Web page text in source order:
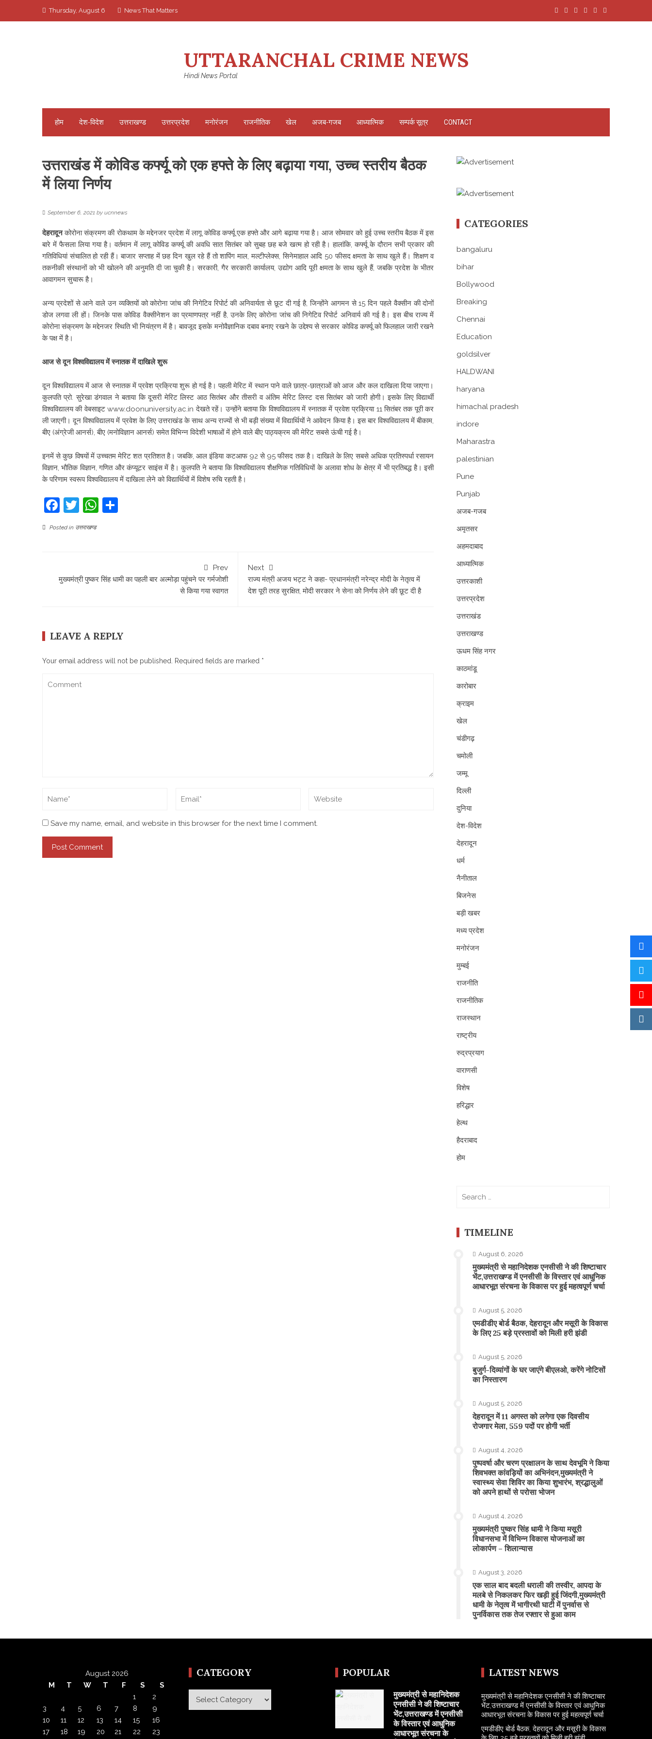
Thursday, August 6 News That Matters
UTTARANCHAL CRIME NEWS
Hindi News Portal
होम देश-विदेश उत्तराखण्ड उत्तरप्रदेश मनोरंजन राजनीतिक खेल अजब-गजब आध्यात्मिक सम्पर्क सूत्र CONTACT
उत्तराखंड में कोविड कर्फ्यू को एक हफ्ते के लिए बढ़ाया गया, उच्च स्तरीय बैठक
में लिया निर्णय
September 6, 2021 by ucnnews
देहरादूनकोरोना संक्रमण की रोकथाम के मद्देनजर प्रदेश में लागू कोविड कर्फ्यू एक हफ्ते और आगे बढ़ाया गया है। आज सोमवार को हुई उच्च स्तरीय बैठक में इस
बारे में फैसला लिया गया है। वर्तमान में लागू कोविड कर्फ्यू की अवधि सात सितंबर को सुबह छह बजे खत्म हो रही है। हालांकि, कर्फ्यू के दौरान सभी प्रकार की
गतिविधियां संचालित हो रही हैं। बाजार सप्ताह में छह दिन खुल रहे हैं तो शापिंग माल, मल्टीप्लेक्स, सिनेमाहाल आदि 50 फीसद क्षमता के साथ खुले हैं। शिक्षण व
तकनीकी संस्थानों को भी खोलने की अनुमति दी जा चुकी है। सरकारी, गैर सरकारी कार्यालय, उद्योग आदि पूरी क्षमता के साथ खुले हैं, जबकि प्रदेश के भीतर
आवागमन सुचारू है।
अन्य प्रदेशों से आने वाले उन व्यक्तियों को कोरोना जांच की निगेटिव रिपोर्ट की अनिवार्यता से छूट दी गई है, जिन्होंने आगमन से 15 दिन पहले वैक्सीन की दोनों
डोज लगवा ली हों। जिनके पास कोविड वैक्सीनेशन का प्रमाणपत्र नहीं है, उनके लिए कोरोना जांच की निगेटिव रिपोर्ट अनिवार्य की गई है। इस बीच राज्य में
कोरोना संक्रमण के मद्देनजर स्थिति भी नियंत्रण में है। बावजूद इसके मनोवैज्ञानिक दबाव बनाए रखने के उद्देश्य से सरकार कोविड कर्फ्यू को फिलहाल जारी रखने
के पक्ष में है।
आज से दून विश्वविद्यालय में स्नातक में दाखिले शुरू
दून विश्वविद्यालय में आज से स्नातक में प्रवेश प्रक्रिया शुरू हो गई है। पहली मेरिट में स्थान पाने वाले छात्र-छात्राओं को आज और कल दाखिला दिया जाएगा।
कुलपति प्रो. सुरेखा डंगवाल ने बताया कि दूसरी मेरिट लिस्ट आठ सितंबर और तीसरी व अंतिम मेरिट लिस्ट दस सितंबर को जारी होगी। इसके लिए विद्यार्थी
विश्वविद्यालय की वेबसाइट www.doonuniversity.ac.in देखते रहें। उन्होंने बताया कि विश्वविद्यालय में स्नातक में प्रवेश प्रक्रिया 11 सितंबर तक पूरी कर
ली जाएगी। दून विश्वविद्यालय में प्रवेश के लिए उत्तराखंड के साथ अन्य राज्यों से भी बड़ी संख्या में विद्यार्थियों ने आवेदन किया है। इस बार विश्वविद्यालय में बीकाम,
बीए (अंग्रेजी आनर्स), बीए (मनोविज्ञान आनर्स) समेत विभिन्न विदेशी भाषाओं में होने वाले बीए पाठ्यक्रम की मेरिट सबसे ऊंची गई है।
इनमें से कुछ विषयों में उच्चतम मेरिट शत प्रतिशत है। जबकि, आल इंडिया कटआफ 92 से 95 फीसद तक है। दाखिले के लिए सबसे अधिक प्रतिस्पर्धा रसायन
विज्ञान, भौतिक विज्ञान, गणित और कंप्यूटर साइंस में है। कुलपति ने बताया कि विश्वविद्यालय शैक्षणिक गतिविधियों के अलावा शोध के क्षेत्र में भी प्रतिबद्ध है। इसी
के परिणाम स्वरूप विश्वविद्यालय में दाखिला लेने को विद्यार्थियों में विशेष रुचि रहती है।
Facebook
TwitterWhatsApp
Posted in उत्तराखण्ड
Prev
मुख्यमंत्री पुष्कर सिंह धामी का पहली बार अल्‍मोड़ा पहुंचने पर गर्मजोशी
से किया गया स्वागत
Next
राज्य मंत्री अजय भट्ट ने कहा- प्रधानमंत्री नरेन्द्र मोदी के नेतृत्व में
देश पूरी तरह सुरक्षित, मोदी सरकार ने सेना को निर्णय लेने की छूट दी है
LEAVE A REPLY
Your email address will not be published. Required fields are marked *
Save my name, email, and website in this browser for the next time I comment.
CATEGORIES
bangaluru
bihar
Bollywood
Breaking
Chennai
Education
goldsilver
HALDWANI
haryana
himachal pradesh
indore
Maharastra
palestinian
Pune
Punjab
अजब-गजब
अमृतसर
अहमदाबाद
आध्यात्मिक
उत्तरकाशी
उत्तरप्रदेश
उत्तराखंड
उत्तराखण्ड
ऊधम सिंह नगर
काठमांडू
कारोबार
क्राइम
खेल
चंडीगढ़
चमोली
जम्मू
दिल्ली
दुनिया
देश-विदेश
देहरादून
धर्म
नैनीताल
बिजनेस
बड़ी खबर
मध्य प्रदेश
मनोरंजन
मुम्बई
राजनीति
राजनीतिक
राजस्थान
राष्ट्रीय
रुद्रप्रयाग
वाराणसी
विशेष
हरिद्धार
हेल्थ
हैदराबाद
होम
TIMELINE
August 6, 2026
मुख्यमंत्री से महानिदेशक एनसीसी ने की शिष्टाचार
भेंट,उत्तराखण्ड में एनसीसी के विस्तार एवं आधुनिक
आधारभूत संरचना के विकास पर हुई महत्वपूर्ण चर्चा
August 5, 2026
एमडीडीए बोर्ड बैठक, देहरादून और मसूरी के विकास
के लिए 25 बड़े प्रस्तावों को मिली हरी झंडी
August 5, 2026
बुजुर्ग-दिव्यांगों के घर जाएंगे बीएलओ, करेंगे नोटिसों
का निस्तारण
August 5, 2026
​देहरादून में 11 अगस्त को लगेगा एक दिवसीय
रोजगार मेला, 559 पदों पर होगी भर्ती
August 4, 2026
पुष्पवर्षा और चरण प्रक्षालन के साथ देवभूमि ने किया
शिवभक्त कांवड़ियों का अभिनंदन,मुख्यमंत्री ने
स्वास्थ्य सेवा शिविर का किया शुभारंभ, श्रद्धालुओं
को अपने हाथों से परोसा भोजन
August 4, 2026
मुख्यमंत्री पुष्कर सिंह धामी ने किया मसूरी
विधानसभा में विभिन्न विकास योजनाओं का
लोकार्पण – शिलान्यास
August 3, 2026
एक साल बाद बदली धराली की तस्वीर, आपदा के
मलबे से निकलकर फिर खड़ी हुई जिंदगी,मुख्यमंत्री
धामी के नेतृत्व में भागीरथी घाटी में पुनर्वास से
पुनर्विकास तक तेज रफ्तार से हुआ काम
August 2026
M
T W T F S
S
1
2
3
4 5 6 7 8
9
10
11 12 13 14 15
16
17
18 19 20 21 22 23
CATEGORY
Category
POPULAR
मुख्यमंत्री से महानिदेशक
एनसीसी ने की शिष्टाचार
भेंट,उत्तराखण्ड में एनसीसी
के विस्तार एवं आधुनिक
आधारभूत संरचना के
LATEST NEWS
मुख्यमंत्री से महानिदेशक एनसीसी ने की शिष्टाचार
भेंट,उत्तराखण्ड में एनसीसी के विस्तार एवं आधुनिक
आधारभूत संरचना के विकास पर हुई महत्वपूर्ण चर्चा
एमडीडीए बोर्ड बैठक, देहरादून और मसूरी के विकास